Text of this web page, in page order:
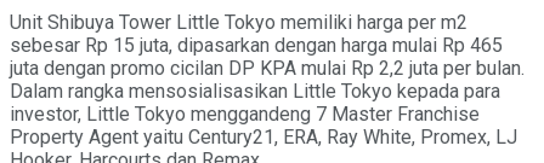
Unit Shibuya Tower Little Tokyo memiliki harga per m2
sebesar Rp 15 juta, dipasarkan dengan harga mulai Rp 465
juta dengan promo cicilan DP KPA mulai Rp 2,2 juta per bulan.
Dalam rangka mensosialisasikan Little Tokyo kepada para
investor, Little Tokyo menggandeng 7 Master Franchise
Property Agent yaitu Century21, ERA, Ray White, Promex, LJ